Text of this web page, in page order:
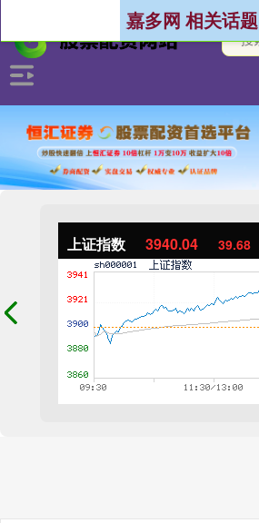
上证指数 3940.04 39.68
嘉多网 相关话题